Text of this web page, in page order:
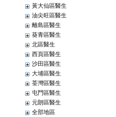
黃大仙區醫生
油尖旺區醫生
離島區醫生
葵青區醫生
北區醫生
西頁區醫生
沙田區醫生
大埔區醫生
荃灣區醫生
屯門區醫生
元朗區醫生
全部地區